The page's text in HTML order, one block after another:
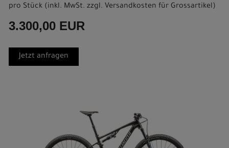
pro Stück (inkl. MwSt. zzgl. Versandkosten für Grossartikel)
3.300,00 EUR
Jetzt anfragen